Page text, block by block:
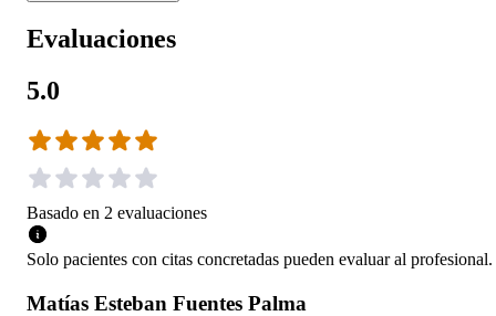
Evaluaciones
5.0
Basado en 2 evaluaciones
Solo pacientes con citas concretadas pueden evaluar al profesional.
Matías Esteban Fuentes Palma